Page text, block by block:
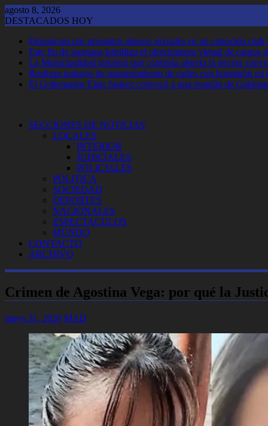
Saltar
al
agosto 8, 2026
DESTACADOS HOY
Denuncian por presuntos abusos sexuales en un conocido
Este fin de ssemana habilitan el ofrecimiento virtual de cargos
La Municipalidad informó que continúa abierta la tercera
Realizan trabajos de mantenimiento de calles con hormigón
El Gobernador Elias Suárez convocó a una reunión de
SECCIONES DE NOTICIAS
LOCALES
INTERIOR
JUDICIALES
POLICIALES
POLITICA
SOCIEDAD
DEPORTES
NACIONALES
ESPECTACULOS
MUNDO
CONTACTO
ARCHIVO
Crimen de Agostina Vega: por qué la
mayo 31, 2026 MAD